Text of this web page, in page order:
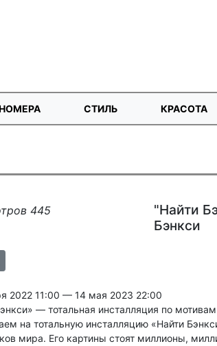
СТИЛЬ КРАСОТА
445
"Найти
Бэнкси
2022 11:00 — 14 мая 2023 22:00
— тотальная инсталляция по
на тотальную инсталляцию «Найти
мира. Его картины стоят миллионы,